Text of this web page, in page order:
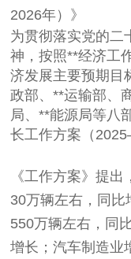
2026年）》
为贯彻落实党的二
神，按照**经济工
济发展主要预期目
政部、**运输部、
局、**能源局等八
长工作方案（
《工作方案》提
30万辆左右，同比
550万辆左右，同
增长；汽车制造业